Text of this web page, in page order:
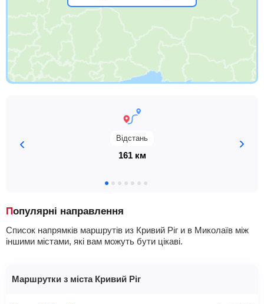
Відстань
161 км
Популярні направлення
Список напрямків маршрутів из Кривий Ріг и в Миколаїв між
іншими містами, які вам можуть бути цікаві.
Маршрутки з міста Кривий Ріг